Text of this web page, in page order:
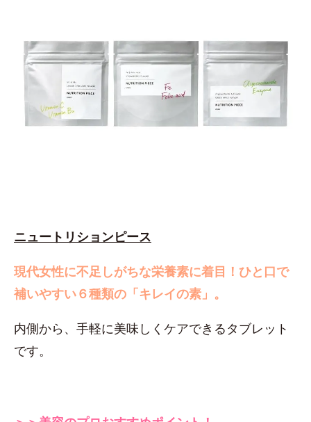
ニュートリションピース
現代女性に不足しがちな栄養素に着目！ ひと口で
補いやすい６種類の「キレイの素」。
内側から、手軽に美味しくケアできるタブレット
です。